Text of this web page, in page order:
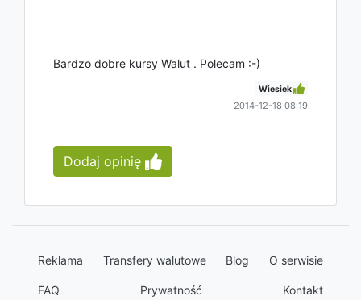
Bardzo dobre kursy Walut . Polecam :-)
Wiesiek
2014-12-18 08:19
Dodaj opinię
Reklama Transfery walutowe Blog O serwisie
FAQ Prywatność Kontakt